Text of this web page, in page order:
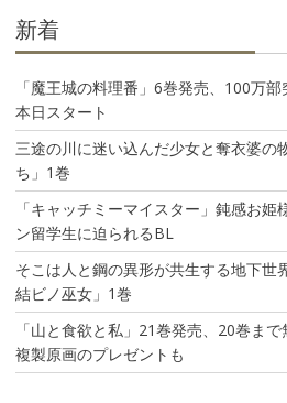
新着
「魔王城の料理番」6巻発売、100万
本日スタート
三途の川に迷い込んだ少女と奪衣婆の
ち」1巻
「キャッチミーマイスター」鈍感お
ン留学生に迫られるBL
そこは人と鋼の異形が共生する地下世
結ビノ巫女」1巻
「山と食欲と私」21巻発売、20巻ま
複製原画のプレゼントも